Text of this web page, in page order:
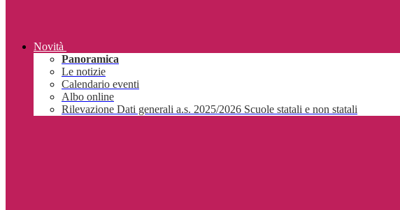
Novità
Panoramica
Le notizie
Calendario eventi
Albo online
Rilevazione Dati generali a.s. 2025/2026 Scuole statali e non statali